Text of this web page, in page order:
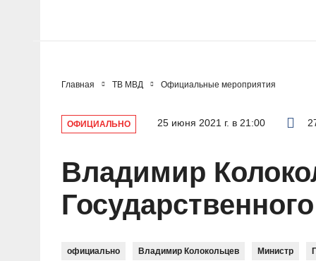
Главная ТВ МВД Официальные мероприятия
ОФИЦИАЛЬНО 25 июня 2021 г. в 21:00
Владимир
официально Владимир Колокольцев Министр